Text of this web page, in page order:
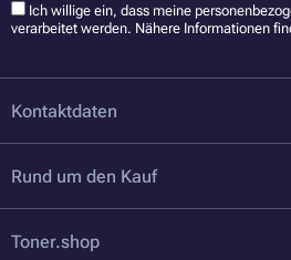
Ich willige ein, dass meine
verarbeitet werden. Nähere Informationen
Kontaktdaten
Rund um den Kauf
Toner.shop